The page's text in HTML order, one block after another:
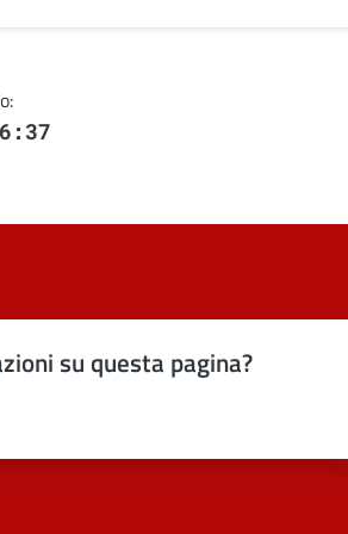
su questa pagina?